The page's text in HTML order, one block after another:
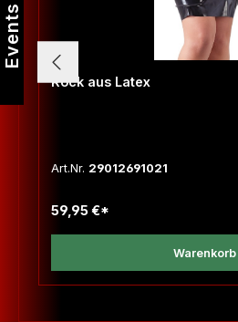
Rock aus Latex
Art.Nr. 29012691021
59,95 €*
Warenkorb
Events